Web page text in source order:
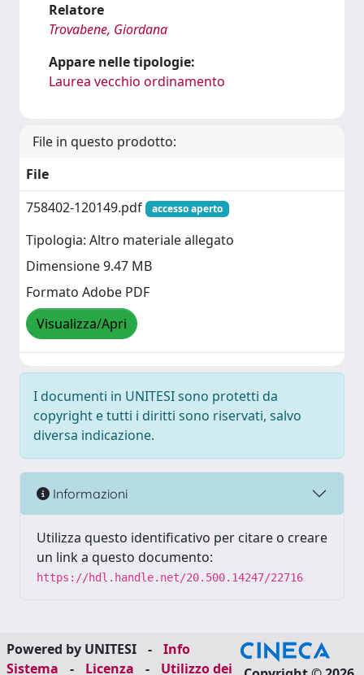
Relatore
Trovabene, Giordana
Appare nelle tipologie:
Laurea vecchio ordinamento
File in questo prodotto:
File
758402-120149.pdf
accesso aperto
Tipologia: Altro materiale allegato
Dimensione 9.47 MB
Formato Adobe PDF
Visualizza/Apri
I documenti in UNITESI sono protetti da
copyright e tutti i diritti sono riservati, salvo
diversa indicazione.
Informazioni
Utilizza questo identificativo per citare o creare
un link a questo documento:
https://hdl.handle.net/20.500.14247/22716
Powered by UNITESI -
Info
Sistema
- Licenza - Utilizzo dei